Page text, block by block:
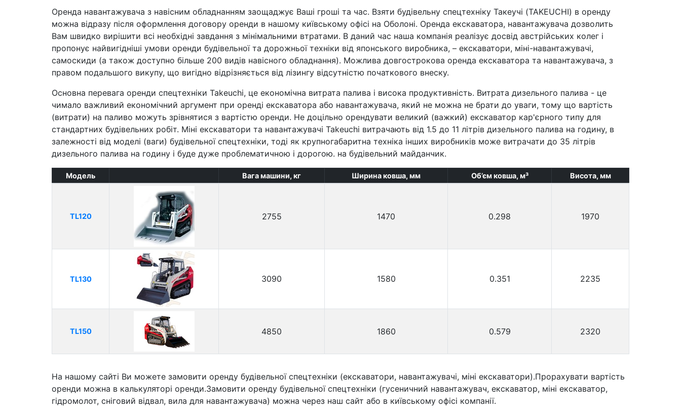
Оренда навантажувача з навісним обладнанням заощаджує Ваші гроші та час. Взяти будівельну спецтехніку Такеучі (TAKEUCHI) в оренду
можна відразу після оформлення договору оренди в нашому київському офісі на Оболоні. Оренда екскаватора, навантажувача дозволить
Вам швидко вирішити всі необхідні завдання з мінімальними втратами. В даний час наша компанія реалізує досвід австрійських колег і
пропонує найвигідніші умови оренди будівельної та дорожньої техніки від японського виробника, – екскаватори, міні-навантажувачі,
самоскиди (а також доступно більше 200 видів навісного обладнання). Можлива довгострокова оренда екскаватора та навантажувача, з
правом подальшого викупу, що вигідно відрізняється від лізингу відсутністю початкового внеску.
Основна перевага оренди спецтехніки Takeuchi, це економічна витрата палива і висока продуктивність. Витрата дизельного палива - це
чимало важливий економічний аргумент при оренді екскаватора або навантажувача, який не можна не брати до уваги, тому що вартість
(витрати) на паливо можуть зрівнятися з вартістю оренди. Не доцільно орендувати великий (важкий) екскаватор кар'єрного типу для
стандартних будівельних робіт. Міні екскаватори та навантажувачі Takeuchi витрачають від 1.5 до 11 літрів дизельного палива на годину, в
залежності від моделі (ваги) будівельної спецтехніки, тоді як крупногабаритна техніка інших виробників може витрачати до 35 літрів
дизельного палива на годину і буде дуже проблематичною і дорогою. на будівельний майданчик.
Модель Вага машини, кг Ширина ковша, мм Об’єм ковша, м³ Висота, мм
TL120 2755 1470 0.298 1970
TL130 3090 1580 0.351 2235
TL150 4850 1860 0.579 2320
На нашому сайті Ви можете замовити оренду будівельної спецтехніки (екскаватори, навантажувачі, міні екскаватори).Прорахувати вартість
оренди можна в калькуляторі оренди.Замовити оренду будівельної спецтехніки (гусеничний навантажувач, екскаватор, міні екскаватор,
гідромолот, сніговий відвал, вила для навантажувача) можна через наш сайт або в київському офісі компанії.